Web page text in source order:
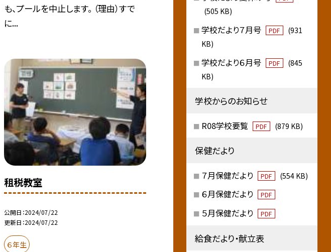
も、プールを中止します。 （理由）すで
に...
租税教室
公開日 2024/07/22
更新日 2024/07/22
６年生
(505 KB)
学校だより７月号 PDF
(931
KB)
学校だより６月号 PDF
(845
KB)
学校からのお知らせ
R08学校要覧 PDF (879 KB)
保健だより
７月保健だより PDF (554 KB)
６月保健だより PDF
５月保健だより PDF
給食だより・献立表